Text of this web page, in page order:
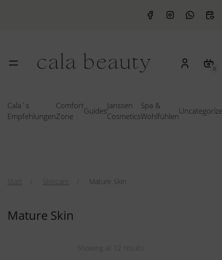
0
Cala`s
Empfehlungen
Comfort
Zone
Guides
Janssen
Cosmetics
Spa &
Wohlfühlen
Start Skincare Mature Skin
Mature Skin
Showing all 12 results